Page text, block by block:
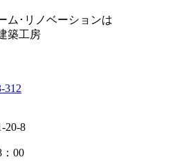
ム･リノベーションは
築工房
312
20-8
：00